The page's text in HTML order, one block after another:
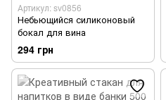
Артикул: sv0856
Небьющийся силиконовый
бокал для вина
294 грн